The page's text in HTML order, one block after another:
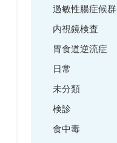
過敏性腸症候群
内視鏡検査
胃食道逆流症
日常
未分類
検診
食中毒